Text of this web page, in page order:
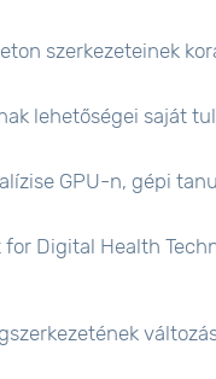
szerkezeteinek
lehetőségei saját
GPU-n, gépi
for Digital Health